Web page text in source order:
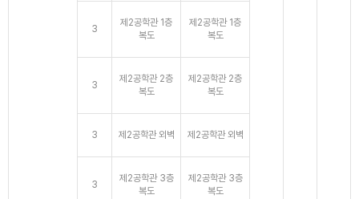
3
제2공학관 1층
복도
제2공학관 1층
복도
3
제2공학관 2층
복도
제2공학관 2층
복도
3 제2공학관 외벽 제2공학관 외벽
3
제2공학관 3층
복도
제2공학관 3층
복도